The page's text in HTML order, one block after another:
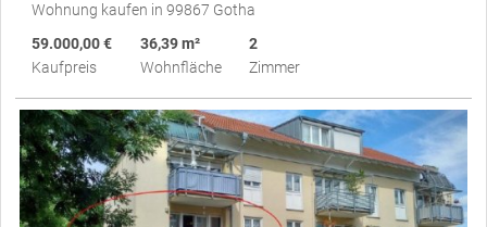
Wohnung kaufen in 99867 Gotha
59.000,00 €
Kaufpreis
36,39 m²
Wohnfläche
2
Zimmer